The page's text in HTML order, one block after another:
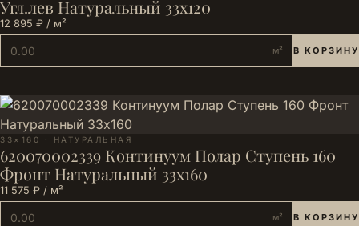
Угл.лев Натуральный 33х120
12 895 ₽ / м²
м² В КОРЗИНУ
33×160 · НАТУРАЛЬНАЯ
620070002339 Континуум Полар Ступень 160
Фронт Натуральный 33х160
11 575 ₽ / м²
м² В КОРЗИНУ